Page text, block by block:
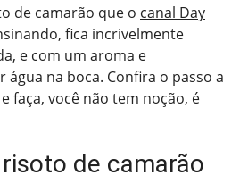
de camarão que o canal Day
fica incrivelmente
e com um aroma e
água na boca. Confira o passo a
faça, você não tem noção, é
de camarão